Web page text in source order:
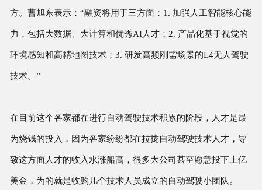
方。曹旭东表示：“融资将用于三方面：1. 加强人工智能核心能
力，包括大数据、大计算和优秀AI人才；2. 产品化基于视觉的
环境感知和高精地图技术；3. 研发高频刚需场景的L4无人驾驶
技术。”
在目前这个各家都在进行自动驾驶技术积累的阶段，人才是最
为烧钱的投入，因为各家纷纷都在拉拢自动驾驶技术人才，导
致这方面人才的收入水涨船高，很多大公司甚至愿意投下上亿
美金，为的就是收购几个技术人员成立的自动驾驶小团队。